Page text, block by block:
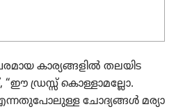
കാര്യ​ങ്ങ​ളിൽ തലയി​ട​
ഡ്രസ്സ്‌ കൊള്ളാ​മ​ല്ലോ.
ചോദ്യ​ങ്ങൾ മര്യാ​